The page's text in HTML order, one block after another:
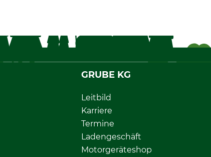
GRUBE KG
Leitbild
Karriere
Termine
Ladengeschäft
Motorgeräteshop